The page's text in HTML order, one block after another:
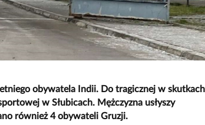
obywatela Indii. Do tragicznej w skutkach
w Słubicach. Mężczyzna usłyszy
również 4 obywateli Gruzji.